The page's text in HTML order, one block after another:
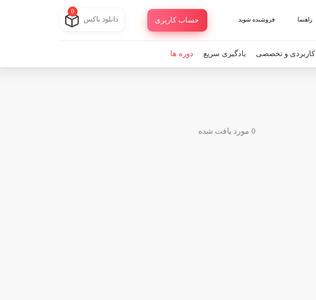
راهنما فروشنده شوید حساب کاربری دانلود باکس
0
کاربردی و تخصصی یادگیری سریع دوره ها
0 مورد یافت شده